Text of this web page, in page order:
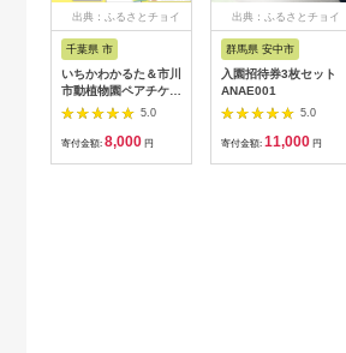
出典：ふるさとチョイ
ス
千葉県 市
いちかわかるた＆市川
市動植物園ペアチケッ
ト 【12203-0196】
5.0
寄付金額: 8,000 円
出典：ふるさとチョイ
ス
群馬県 安中市
入園招待券3枚セット
ANAE001
5.0
寄付金額: 11,000 円